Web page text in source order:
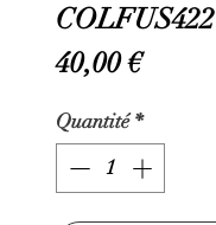
COLFUS422
40,00 €Prix
Quantité *